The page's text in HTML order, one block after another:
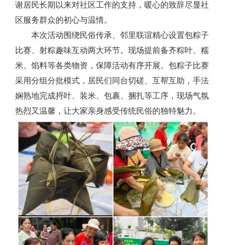
谢居民长期以来对社区工作的支持，暖心的致辞尽显社
区服务群众的初心与温情。
本次活动围绕民俗传承、邻里联谊精心设置包粽子
比赛、射粽趣味互动两大环节。现场提前备齐粽叶、糯
米、馅料等各类物资，保障活动有序开展。包粽子比赛
采用分组分批模式，居民们同台切磋、互帮互助，手法
娴熟地完成捋叶、装米、包裹、捆扎等工序，现场气氛
热烈又温馨，让大家亲身感受传统民俗的独特魅力。